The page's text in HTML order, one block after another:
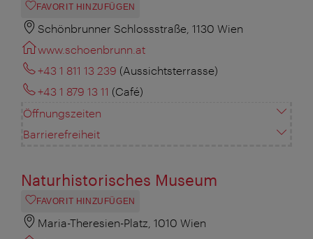
FAVORIT HINZUFÜGEN
Schönbrunner Schlossstraße, 1130 Wien
www.schoenbrunn.at
+43 1 811 13 239 (Aussichtsterrasse)
+43 1 879 13 11 (Café)
Öffnungszeiten
Barrierefreiheit
Naturhistorisches Museum
FAVORIT HINZUFÜGEN
Maria-Theresien-Platz, 1010 Wien